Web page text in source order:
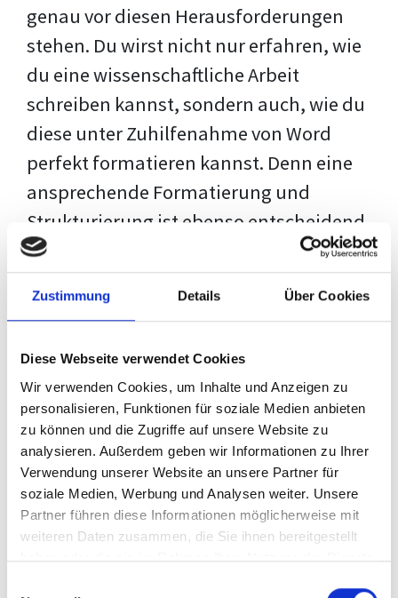
Zustimmung Details Über Cookies
Diese Webseite verwendet Cookies
Wir verwenden Cookies, um Inhalte und Anzeigen zu
personalisieren, Funktionen für soziale Medien anbieten
zu können und die Zugriffe auf unsere Website zu
analysieren. Außerdem geben wir Informationen zu Ihrer
Verwendung unserer Website an unsere Partner für
soziale Medien, Werbung und Analysen weiter. Unsere
Partner führen diese Informationen möglicherweise mit
weiteren Daten zusammen, die Sie ihnen bereitgestellt
haben oder die sie im Rahmen Ihrer Nutzung der Dienste
genau vor diesen Herausforderungen
stehen. Du wirst nicht nur erfahren, wie
du eine wissenschaftliche Arbeit
schreiben kannst, sondern auch, wie du
diese unter Zuhilfenahme von Word
perfekt formatieren kannst. Denn eine
ansprechende Formatierung und
Strukturierung ist ebenso entscheidend
wie der Inhalt selbst. Jeder Prüfer hat
eigene Erwartungen, und unsere
Schulung ist so konzipiert, dass sie dir
deiner individuellen Vorlage zeigt,
anstatt eine Einheitslösung zu bieten.
Der Prozess des wissenschaftlichen
Schreibens kann ohne das richtige
Wissen eine große Herausforderung
darstellen. Jedoch, ausgestattet mit
denTechniken und Strategiendieses
Kurses, wird die Formatierung deiner